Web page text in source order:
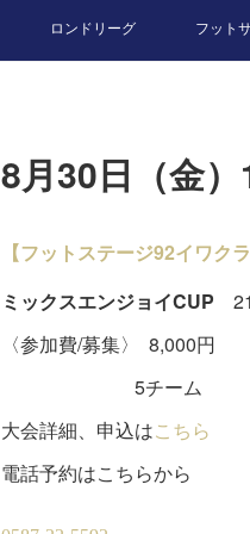
ロンドリーグ フット
8月30日（金
【フットステージ92イワクラ
ミックスエンジョイCUP
〈参加費/募集〉 8,000円
5チーム
大会詳細、申込はこちら
電話予約はこちらから